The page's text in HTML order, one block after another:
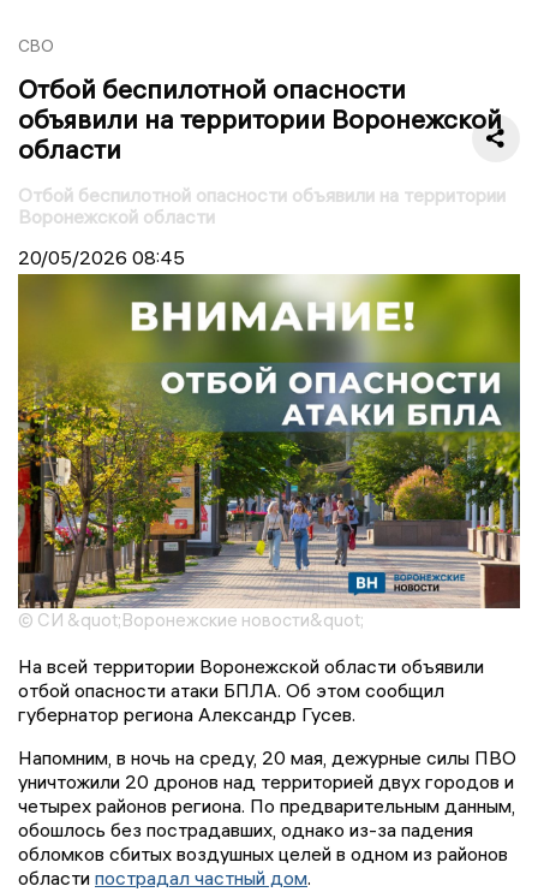
СВО
Отбой беспилотной опасности
объявили на территории Воронежской
области
Отбой беспилотной опасности объявили на территории
Воронежской области
20/05/2026 08:45
© СИ &quot;Воронежские новости&quot;
На всей территории Воронежской области объявили
отбой опасности атаки БПЛА. Об этом сообщил
губернатор региона Александр Гусев.
Напомним, в ночь на среду, 20 мая, дежурные силы ПВО
уничтожили 20 дронов над территорией двух городов и
четырех районов региона. По предварительным данным,
обошлось без пострадавших, однако из-за падения
обломков сбитых воздушных целей в одном из районов
области пострадал частный дом.